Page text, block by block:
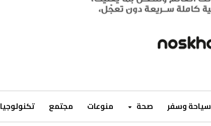
سياحة وسفر صحة منوعات مجتمع تكنولوجيا